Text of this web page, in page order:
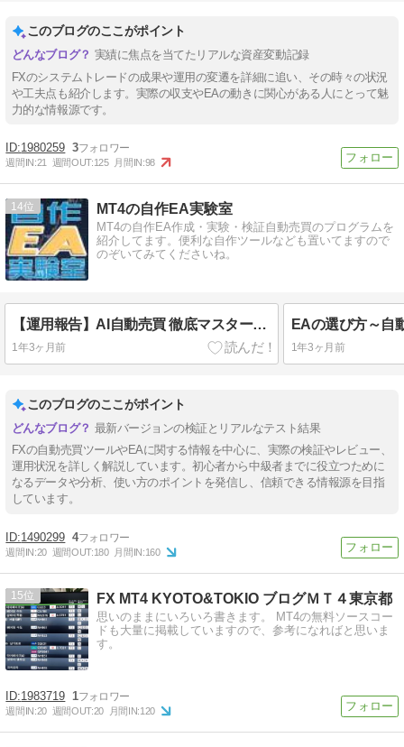
このブログのここがポイント
実績に焦点を当てたリアルな資産変動記録
FXのシステムトレードの成果や運用の変遷を詳細に追い、その時々の状況
や工夫点も紹介します。実際の収支やEAの動きに関心がある人にとって魅
力的な情報源です。
1980259 3
週間IN:21 週間OUT:125 月間IN:98
14 MT4の自作EA実験室
MT4の自作EA作成・実験・検証自動売買のプログラムを
紹介してます。便利な自作ツールなども置いてますので
のぞいてみてくださいね。
【運用報告】AI自動売買 徹底マスター講座｜FX用EAフォワードテスト経過レポート
1年3ヶ月前 1年3ヶ月前
このブログのここがポイント
最新バージョンの検証とリアルなテスト結果
FXの自動売買ツールやEAに関する情報を中心に、実際の検証やレビュー、
運用状況を詳しく解説しています。初心者から中級者までに役立つために
なるデータや分析、使い方のポイントを発信し、信頼できる情報源を目指
しています。
1490299 4
週間IN:20 週間OUT:180 月間IN:160
15 FX MT4 KYOTO&TOKIO ブログＭＴ４東京都
思いのままにいろいろ書きます。 MT4の無料ソースコー
ドも大量に掲載していますので、参考になればと思いま
す。
1983719 1
週間IN:20 週間OUT:20 月間IN:120